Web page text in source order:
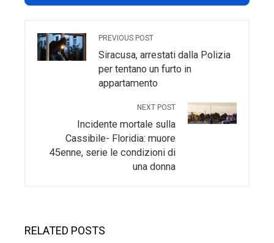
PREVIOUS POST
Siracusa, arrestati dalla Polizia
per tentano un furto in
appartamento
NEXT POST
Incidente mortale sulla
Cassibile- Floridia: muore
45enne, serie le condizioni di
una donna
RELATED POSTS